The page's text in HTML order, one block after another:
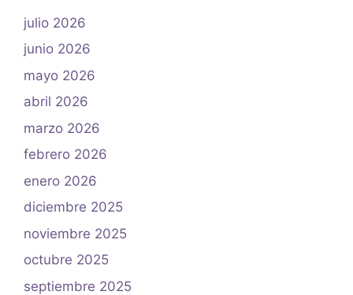
julio 2026
junio 2026
mayo 2026
abril 2026
marzo 2026
febrero 2026
enero 2026
diciembre 2025
noviembre 2025
octubre 2025
septiembre 2025